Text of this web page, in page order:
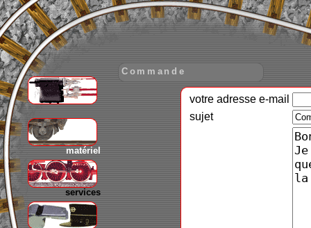
matériel
services
Commande
votre adresse e-mail
sujet